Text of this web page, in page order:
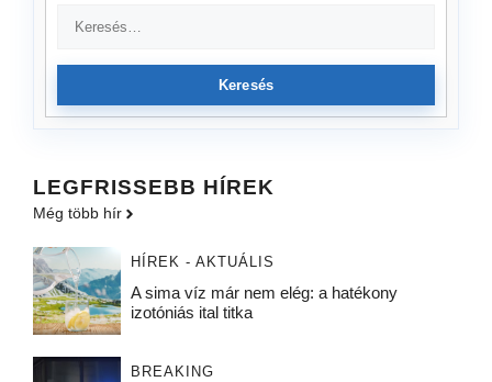
Keresés
LEGFRISSEBB HÍREK
Még több hír
HÍREK - AKTUÁLIS
A sima víz már nem elég: a hatékony
izotóniás ital titka
BREAKING